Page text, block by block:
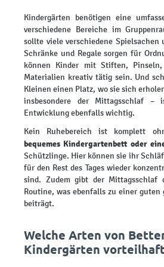
Kindergärten benötigen eine
verschiedene Bereiche im
sollte viele verschiedene Spielsachen
Schränke und Regale sorgen für
können Kinder mit Stiften,
Materialien kreativ tätig sein. Und
Kleinen einen Platz, wo sie sich
insbesondere der Mittagsschlaf
Entwicklung ebenfalls wichtig.
Kein Ruhebereich ist komplett
bequemes Kindergartenbett oder
Schützlinge. Hier können sie ihr
für den Rest des Tages wieder
sind. Zudem gibt der Mittagsschlaf
Routine, was ebenfalls zu einer
beiträgt.
Welche Arten von
Kindergärten